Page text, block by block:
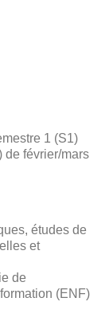
1 (S1)
de février/mars
études de
et
de
(ENF)